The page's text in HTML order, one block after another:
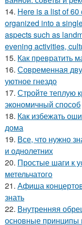
14. Here is a list of
organized into a
aspects such as
evening activities,
15. Как превратить
16. Современная
уютное гнездо
17. Стройте теплую
экономичный способ
18. Как избежать
дома
19. Все, что нужно
и однолетних
20. Простые шаги к
метельчатого
21. Афиша
знать
22. Внутренняя
основные